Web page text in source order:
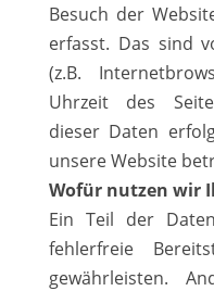
Besuch der
erfasst. Das sind
(z.B.
Uhrzeit des
dieser Daten
unsere Website
Wofür nutzen wir
Ein Teil der
fehlerfreie
gewährleisten.